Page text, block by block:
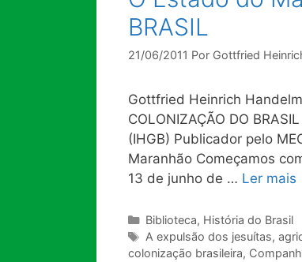
BRASIL
21/06/2011 Por Gottfried
Gottfried Heinrich
COLONIZAÇÃO DO
(IHGB) Publicador pelo
Maranhão Começamos
13 de junho de … Ler mais
Categorias
Biblioteca, História do Brasil
Tags
A expulsão dos jesuítas,
colonização brasileira,